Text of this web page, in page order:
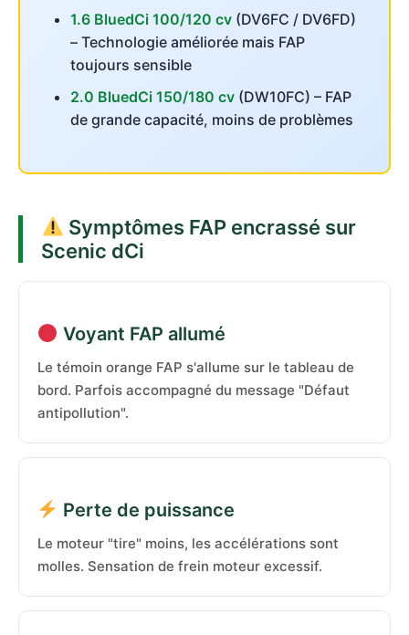
1.6 BluedCi 100/120 cv (DV6FC / DV6FD)
– Technologie améliorée mais FAP
toujours sensible
2.0 BluedCi 150/180 cv (DW10FC) – FAP
de grande capacité, moins de problèmes
Symptômes FAP encrassé sur
Scenic dCi
Voyant FAP allumé
Le témoin orange FAP s'allume sur le tableau de
bord. Parfois accompagné du message "Défaut
antipollution".
Perte de puissance
Le moteur "tire" moins, les accélérations sont
molles. Sensation de frein moteur excessif.